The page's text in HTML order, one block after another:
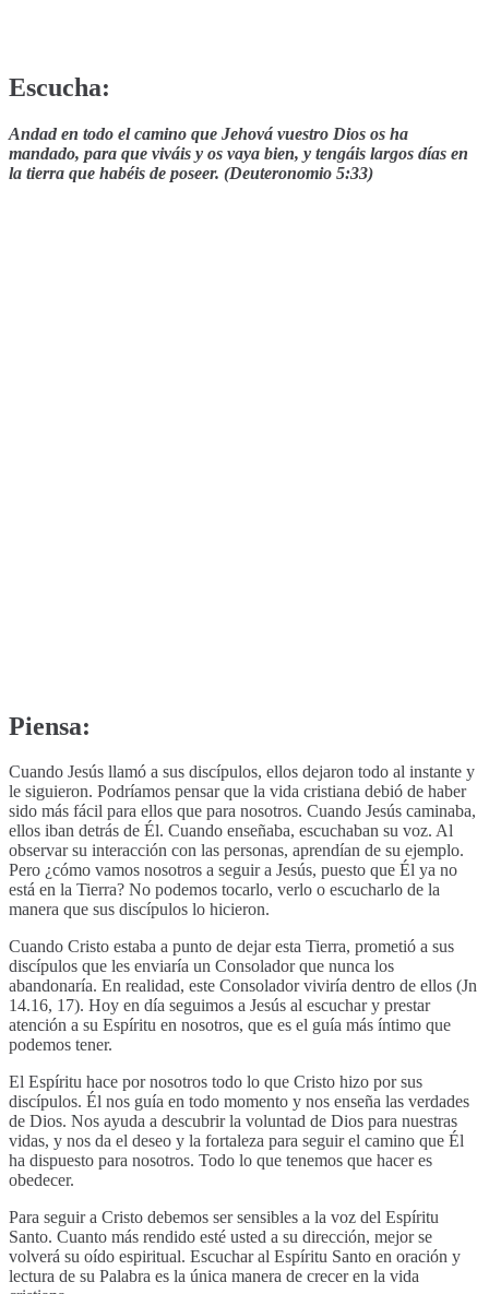
Escucha:
Andad en todo el camino que Jehová vuestro Dios os ha
mandado, para que viváis y os vaya bien, y tengáis largos días en
la tierra que habéis de poseer. (Deuteronomio 5:33)
Piensa:
Cuando Jesús llamó a sus discípulos, ellos dejaron todo al instante y
le siguieron. Podríamos pensar que la vida cristiana debió de haber
sido más fácil para ellos que para nosotros. Cuando Jesús caminaba,
ellos iban detrás de Él. Cuando enseñaba, escuchaban su voz. Al
observar su interacción con las personas, aprendían de su ejemplo.
Pero ¿cómo vamos nosotros a seguir a Jesús, puesto que Él ya no
está en la Tierra? No podemos tocarlo, verlo o escucharlo de la
manera que sus discípulos lo hicieron.
Cuando Cristo estaba a punto de dejar esta Tierra, prometió a sus
discípulos que les enviaría un Consolador que nunca los
abandonaría. En realidad, este Consolador viviría dentro de ellos (Jn
14.16, 17). Hoy en día seguimos a Jesús al escuchar y prestar
atención a su Espíritu en nosotros, que es el guía más íntimo que
podemos tener.
El Espíritu hace por nosotros todo lo que Cristo hizo por sus
discípulos. Él nos guía en todo momento y nos enseña las verdades
de Dios. Nos ayuda a descubrir la voluntad de Dios para nuestras
vidas, y nos da el deseo y la fortaleza para seguir el camino que Él
ha dispuesto para nosotros. Todo lo que tenemos que hacer es
obedecer.
Para seguir a Cristo debemos ser sensibles a la voz del Espíritu
Santo. Cuanto más rendido esté usted a su dirección, mejor se
volverá su oído espiritual. Escuchar al Espíritu Santo en oración y
lectura de su Palabra es la única manera de crecer en la vida